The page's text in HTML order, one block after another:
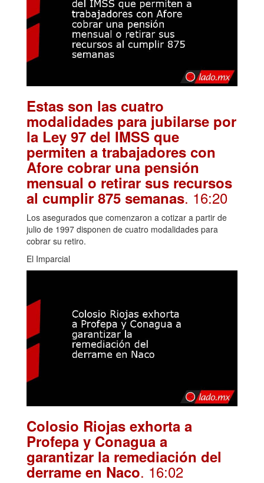
Estas son las cuatro
modalidades para jubilarse por
la Ley 97 del IMSS que
permiten a trabajadores con
Afore cobrar una pensión
mensual o retirar sus recursos
al cumplir 875 semanas. 16:20
Los asegurados que comenzaron a cotizar a partir de
julio de 1997 disponen de cuatro modalidades para
cobrar su retiro.
El Imparcial
Colosio Riojas exhorta a
Profepa y Conagua a
garantizar la remediación del
derrame en Naco. 16:02